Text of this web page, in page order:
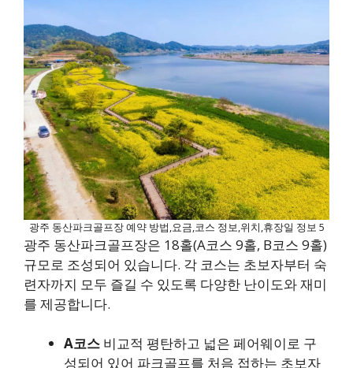
광주 동산파크골프장 예약 방법,요금,코스 정보,위치,휴장일 정보 5
광주 동산파크골프장은 18홀(A코스 9홀, B코스 9홀)
규모로 조성되어 있습니다. 각 코스는 초보자부터 숙
련자까지 모두 즐길 수 있도록 다양한 난이도와 재미
를 제공합니다.
A코스 비교적 평탄하고 넓은 페어웨이로 구
성되어 있어 파크골프를 처음 접하는 초보자